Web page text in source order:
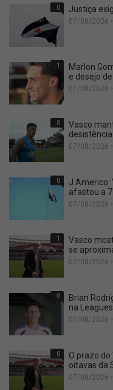
0 Justiça
07/08/2026 •
1
Marlon
e desejo
07/08/2026
0
Vasco
07/08/2026
0
J.Americo:
afastou a
07/08/2026
1
Vasco
se
07/08/2026
0
Brian
na
07/08/2026
0
O prazo
oitavas da
07/08/2026